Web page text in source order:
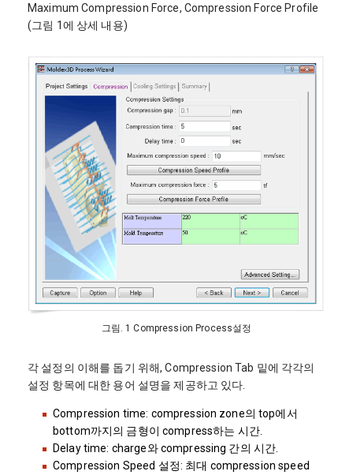
Maximum Compression Force, Compression Force Profile
(그림 1에 상세 내용)
그림. 1 Compression Process설정
각 설정의 이해를 돕기 위해, Compression Tab 밑에 각각의
설정 항목에 대한 용어 설명을 제공하고 있다.
Compression time: compression zone의 top에서
bottom까지의 금형이 compress하는 시간.
Delay time: charge와 compressing 간의 시간.
Compression Speed 설정: 최대 compression speed